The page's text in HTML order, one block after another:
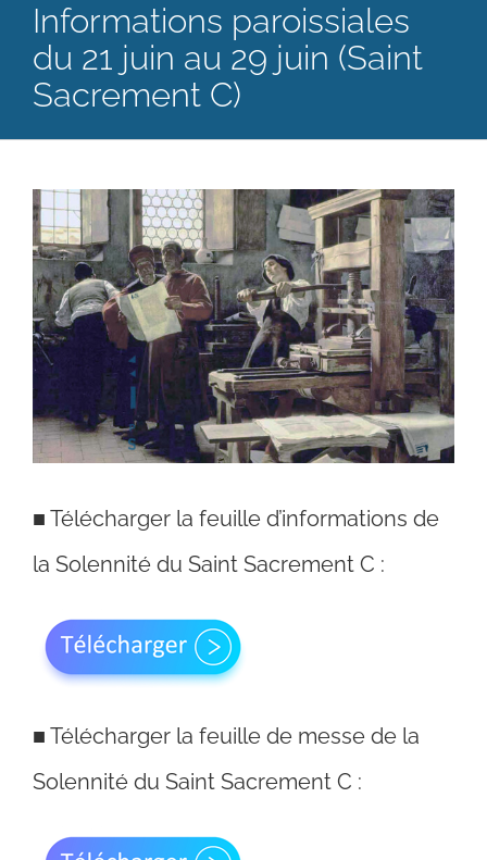
La paroisse
Etapes de la vie chrétienne
Servir et aimer
Adultes, jeunes et famille
Actualités
Contact
Informations paroissiales
du 21 juin au 29 juin (Saint
Sacrement C)
Voir
l'image
agrandie
■ Télécharger la feuille d’informations de
la Solennité du Saint Sacrement C :
■ Télécharger la feuille de messe de la
Solennité du Saint Sacrement C :